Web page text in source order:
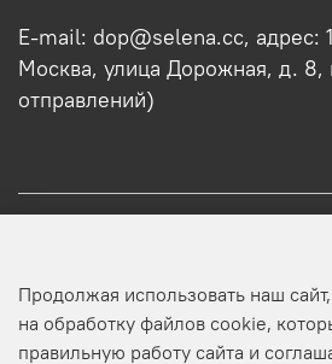
Оптовикам
E-mail: dop@selena.cc, адрес:
Москва, улица Дорожная, д. 8,
отправлений)
Продолжая использовать наш
на обработку файлов cookie,
правильную работу сайта и